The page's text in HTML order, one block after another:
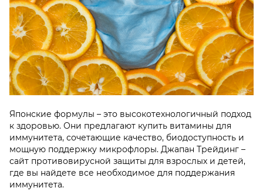
Японские формулы – это высокотехнологичный подход
к здоровью. Они предлагают купить витамины для
иммунитета, сочетающие качество, биодоступность и
мощную поддержку микрофлоры. Джапан Трейдинг –
сайт противовирусной защиты для взрослых и детей,
где вы найдете все необходимое для поддержания
иммунитета.